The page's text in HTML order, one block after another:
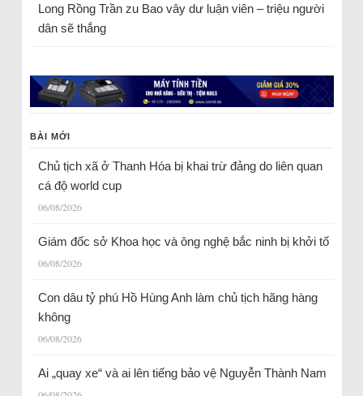
Long Rồng Trầnzu Bao vây dư luận viên – triệu người
dân sẽ thắng
BÀI MỚI
Chủ tịch xã ở Thanh Hóa bị khai trừ đảng do liên quan
cá độ world cup
06/08/2026
Giám đốc sở Khoa học và ông nghệ bắc ninh bị khởi tố
06/08/2026
Con dâu tỷ phú Hồ Hùng Anh làm chủ tịch hãng hàng
không
06/08/2026
Ai „quay xe“ và ai lên tiếng bảo vệ Nguyễn Thành Nam